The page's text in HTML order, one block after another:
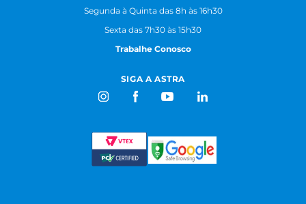
Segunda à Quinta das 8h às 16h30
Sexta das 7h30 às 15h30
Trabalhe Conosco
SIGA A ASTRA